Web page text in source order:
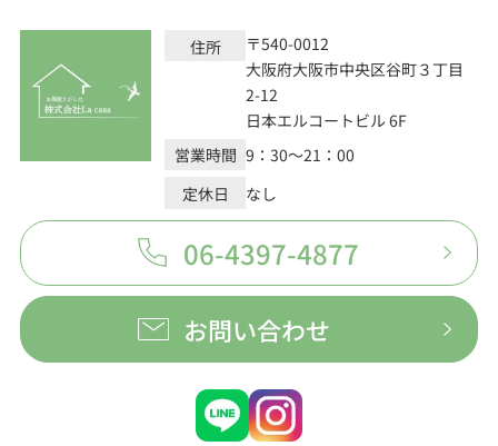
住所
〒540-0012
大阪府大阪市中央区谷町３丁目
2-12
日本エルコートビル 6F
営業時間 9：30～21：00
定休日
なし
06-4397-4877
お問い合わせ